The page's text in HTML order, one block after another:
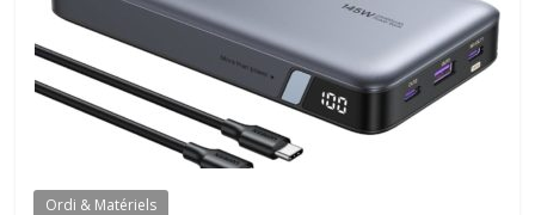
Ordi & Matériels